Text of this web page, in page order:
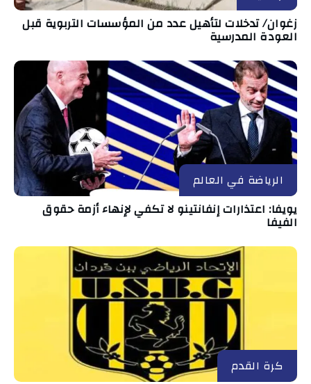
زغوان/ تدخلات لتأهيل عدد من المؤسسات التربوية قبل
العودة المدرسية
الرياضة في العالم
يويفا: اعتذارات إنفانتينو لا تكفي لإنهاء أزمة حقوق
الفيفا
كرة القدم